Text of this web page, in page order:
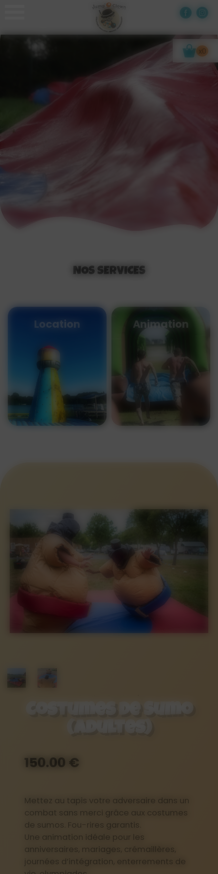
Panneau de gestion des cookies
x0
NOS SERVICES
Location Animation
Costumes de Sumo
(Adultes)
150.00 €
Mettez au tapis votre adversaire dans un
combat sans merci grâce aux costumes
de sumos. Fou-rires garantis.
Une animation idéale pour les
anniversaires, mariages, crémaillères,
journées d’intégration, enterrements de